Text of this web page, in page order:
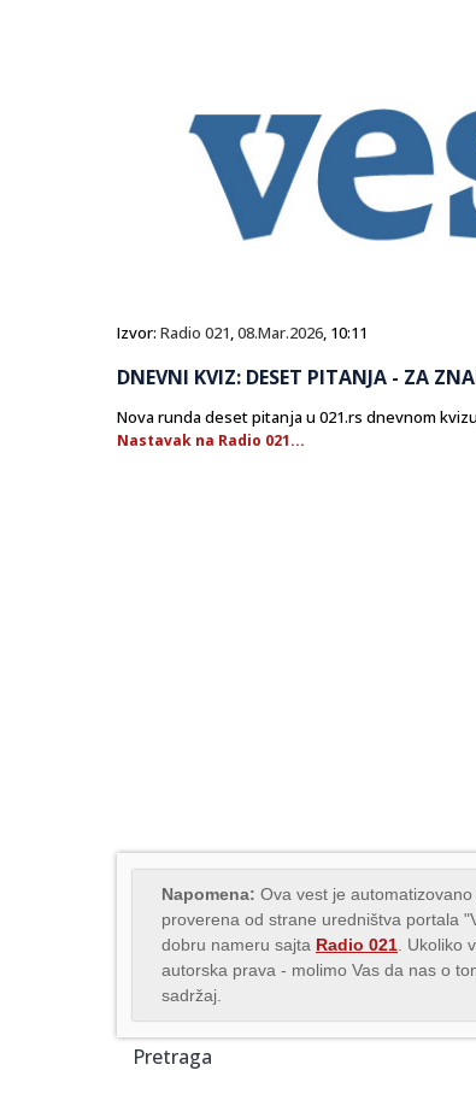
Izvor: Radio 021,08.Mar.2026, 10:11
DNEVNI KVIZ: DESET PITANJA - ZA
Nova runda deset pitanja u 021.rs dnevnom
Nastavak na Radio 021...
Napomena: Ova vest je
proverena od strane uredništva portala
dobru nameru sajta Radio 021 .
autorska prava - molimo Vas da nas o
sadržaj.
Pretraga